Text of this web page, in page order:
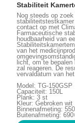
Stabiliteit
Nog steeds op
contact op met
Farmaceutische
houdbaarheid van
van het
licht, om te
zal reageren. De
vervaldatum van
Model: TG-150GSP
Capaciteit: 150L
Plank: 3 st
Kleur: Gebroken wit
Binnenafmeting:
Buitenafmeting: